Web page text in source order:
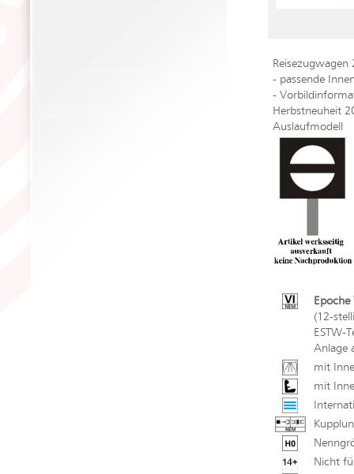
Reisezugwagen
- passende
-
Herbstneuheit
Auslaufmodell
(12-
ESTW-
Anlage
mit
mit
Nicht